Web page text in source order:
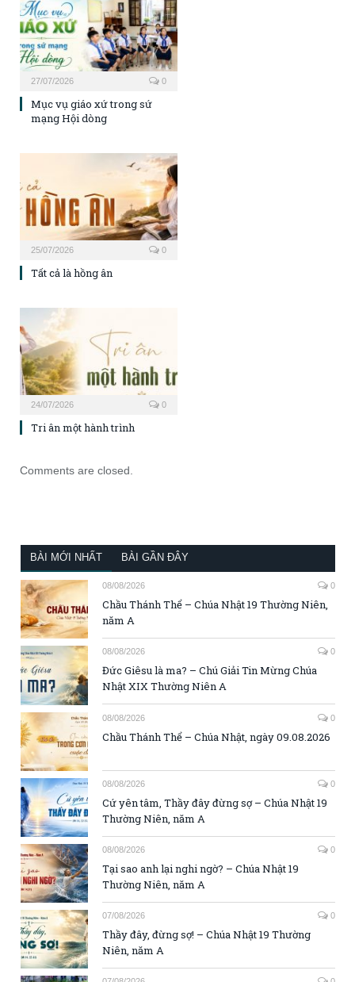
27/07/2026 0
Mục vụ giáo xứ trong sứ
mạng Hội dòng
25/07/2026 0
Tất cả là hồng ân
24/07/2026 0
Tri ân một hành trình
Comments are closed.
BÀI MỚI NHẤT BÀI GẦN ĐÂY
08/08/2026 0
Chầu Thánh Thể – Chúa Nhật 19 Thường Niên,
năm A
08/08/2026 0
Đức Giêsu là ma? – Chú Giải Tin Mừng Chúa
Nhật XIX Thường Niên A
08/08/2026 0
Chầu Thánh Thể – Chúa Nhật, ngày 09.08.2026
08/08/2026 0
Cứ yên tâm, Thầy đây đừng sợ – Chúa Nhật 19
Thường Niên, năm A
08/08/2026 0
Tại sao anh lại nghi ngờ? – Chúa Nhật 19
Thường Niên, năm A
07/08/2026 0
Thầy đây, đừng sợ! – Chúa Nhật 19 Thường
Niên, năm A